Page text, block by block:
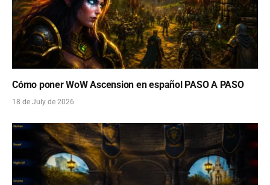
Cómo poner WoW Ascension en español PASO A PASO
18 de July de 2026